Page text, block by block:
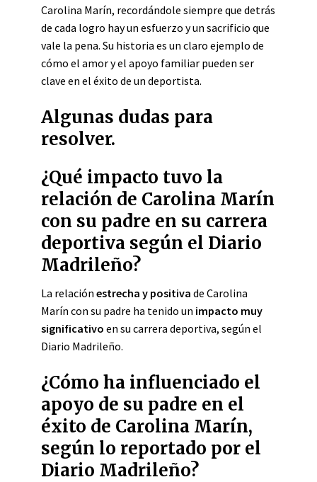
Carolina Marín, recordándole siempre que detrás
de cada logro hay un esfuerzo y un sacrificio que
vale la pena. Su historia es un claro ejemplo de
cómo el amor y el apoyo familiar pueden ser
clave en el éxito de un deportista.
Algunas dudas para
resolver.
¿Qué impacto tuvo la
relación de Carolina Marín
con su padre en su carrera
deportiva según el Diario
Madrileño?
La relación estrecha y positiva de Carolina
Marín con su padre ha tenido un impacto muy
significativo en su carrera deportiva, según el
Diario Madrileño.
¿Cómo ha influenciado el
apoyo de su padre en el
éxito de Carolina Marín,
según lo reportado por el
Diario Madrileño?